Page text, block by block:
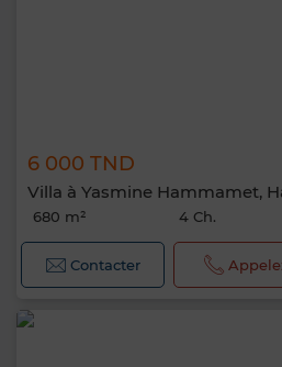
6 000 TND
Villa à Yasmine Hammamet,
680 m² 4 Ch.
Contacter